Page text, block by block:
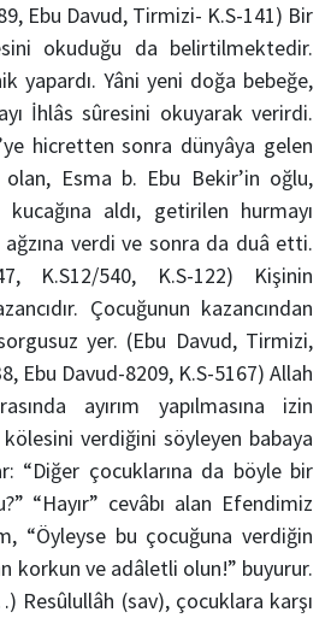
Ebu Davud, Tirmizi- K.S-141) Bir
okuduğu da belirtilmektedir.
yapardı. Yâni yeni doğa bebeğe,
İhlâs sûresini okuyarak verirdi.
hicretten sonra dünyâya gelen
Esma b. Ebu Bekir’in oğlu,
aldı, getirilen hurmayı
ağzına verdi ve sonra da duâ etti.
K.S12/540, K.S-122) Kişinin
Çocuğunun kazancından
yer. (Ebu Davud, Tirmizi,
Ebu Davud-8209, K.S-5167) Allah
ayırım yapılmasına izin
verdiğini söyleyen babaya
“Diğer çocuklarına da böyle bir
“Hayır” cevâbı alan Efendimiz
“Öyleyse bu çocuğuna verdiğin
korkun ve adâletli olun!” buyurur.
Resûlullâh (sav), çocuklara karşı